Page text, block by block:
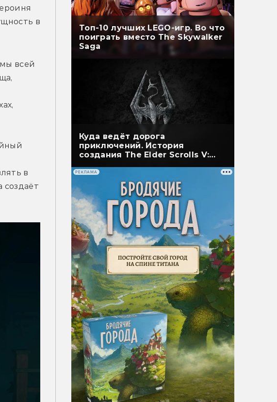
в
всей
в
создаёт
Топ-10 лучших LEGO-игр. Во что
поиграть вместо The Skywalker
Saga
Куда ведёт дорога
приключений. История
создания The Elder Scrolls V:
РЕКЛАМА